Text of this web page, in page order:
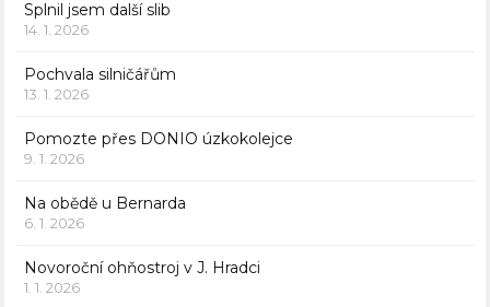
Splnil jsem další slib
14. 1. 2026
Pochvala silničářům
13. 1. 2026
Pomozte přes DONIO úzkokolejce
9. 1. 2026
Na obědě u Bernarda
6. 1. 2026
Novoroční ohňostroj v J. Hradci
1. 1. 2026